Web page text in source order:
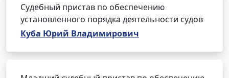
Судебный пристав по обеспечению
установленного порядка деятельности судов
Куба Юрий Владимирович